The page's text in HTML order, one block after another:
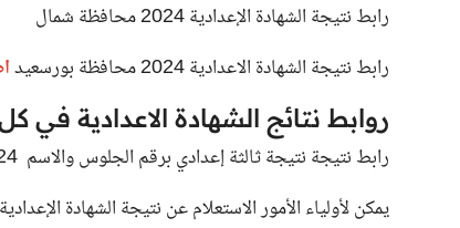
رابط نتيجة الشهادة الإعدادية 2024 محافظة شمال
رابط نتيجة الشهادة الاعدادية 2024 محافظة بورسعيد
روابط نتائج الشهادة الاعدادية في
رابط نتيجة نتيجة ثالثة إعدادي برقم الجلوس والاسم 2024 محافظة القاهرة فور ظهورها .
يمكن لأولياء الأمور الاستعلام عن نتيجة الشهادة الإعدادية الترم الثاني 2024